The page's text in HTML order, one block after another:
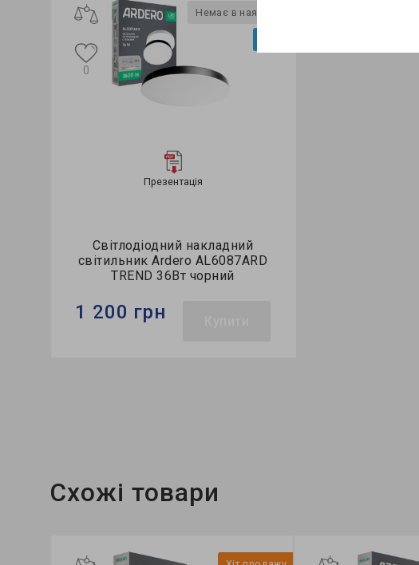
Немає в наявності
Презентація
Світлодіодний накладний
світильник Ardero AL6087ARD
TREND 36Вт чорний
0
1 200 грн
Схожі товари